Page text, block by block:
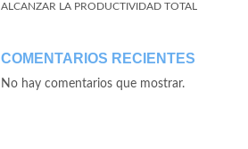
ALCANZAR LA PRODUCTIVIDAD TOTAL
COMENTARIOS RECIENTES
No hay comentarios que mostrar.